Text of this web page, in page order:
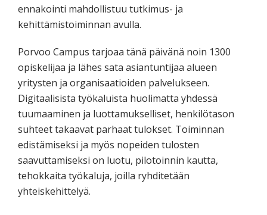
ennakointi mahdollistuu tutkimus- ja
kehittämistoiminnan avulla.
Porvoo Campus tarjoaa tänä päivänä noin 1300
opiskelijaa ja lähes sata asiantuntijaa alueen
yritysten ja organisaatioiden palvelukseen.
Digitaalisista työkaluista huolimatta yhdessä
tuumaaminen ja luottamukselliset, henkilötason
suhteet takaavat parhaat tulokset. Toiminnan
edistämiseksi ja myös nopeiden tulosten
saavuttamiseksi on luotu, pilotoinnin kautta,
tehokkaita työkaluja, joilla ryhditetään
yhteiskehittelyä.